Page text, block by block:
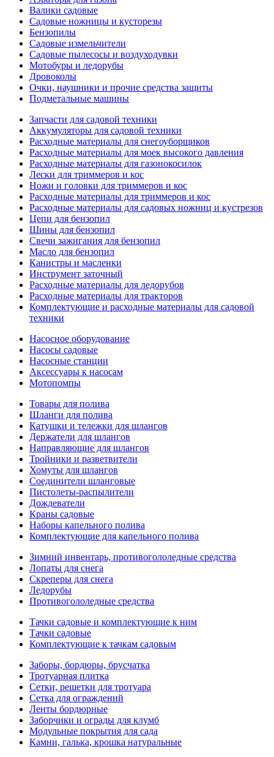
Валики садовые
Садовые ножницы и кусторезы
Бензопилы
Садовые измельчители
Садовые пылесосы и воздуходувки
Мотобуры и ледорубы
Дровоколы
Очки, наушники и прочие средства защиты
Подметальные машины
Запчасти для садовой техники
Аккумуляторы для садовой техники
Расходные материалы для снегоуборщиков
Расходные материалы для моек высокого давления
Расходные материалы для газонокосилок
Лески для триммеров и кос
Ножи и головки для триммеров и кос
Расходные материалы для триммеров и кос
Расходные материалы для садовых ножниц и кустрезов
Цепи для бензопил
Шины для бензопил
Свечи зажигания для бензопил
Масло для бензопил
Канистры и масленки
Инструмент заточный
Расходные материалы для ледорубов
Расходные материалы для тракторов
Комплектующие и расходные материалы для садовой
техники
Насосное оборудование
Насосы садовые
Насосные станции
Аксессуары к насосам
Мотопомпы
Товары для полива
Шланги для полива
Катушки и тележки для шлангов
Держатели для шлангов
Направляющие для шлангов
Тройники и разветвители
Хомуты для шлангов
Соединители шланговые
Пистолеты-распылители
Дождеватели
Краны садовые
Наборы капельного полива
Комплектующие для капельного полива
Зимний инвентарь, противогололедные средства
Лопаты для снега
Скреперы для снега
Ледорубы
Противогололедные средства
Тачки садовые и комплектующие к ним
Тачки садовые
Комплектующие к тачкам садовым
Заборы, бордюры, брусчатка
Тротуарная плитка
Сетки, решетки для тротуара
Сетка для ограждений
Ленты бордюрные
Заборчики и ограды для клумб
Модульные покрытия для сада
Камни, галька, крошка натуральные